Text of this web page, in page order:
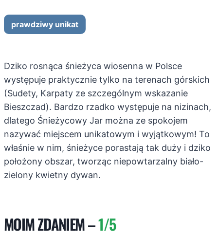
prawdziwy unikat
Dziko rosnąca śnieżyca wiosenna w Polsce
występuje praktycznie tylko na terenach górskich
(Sudety, Karpaty ze szczególnym wskazanie
Bieszczad). Bardzo rzadko występuje na nizinach,
dlatego Śnieżycowy Jar można ze spokojem
nazywać miejscem unikatowym i wyjątkowym! To
właśnie w nim, śnieżyce porastają tak duży i dziko
położony obszar, tworząc niepowtarzalny biało-
zielony kwietny dywan.
MOIM ZDANIEM –1/5